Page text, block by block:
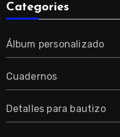
Categories
Álbum personalizado
Cuadernos
Detalles para bautizo